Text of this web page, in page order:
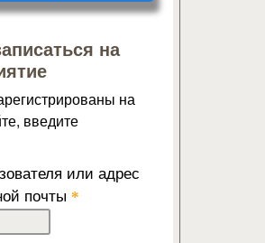
на
на
введите
или адрес
почты *